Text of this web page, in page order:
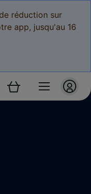
réduction sur
app, jusqu'au 16